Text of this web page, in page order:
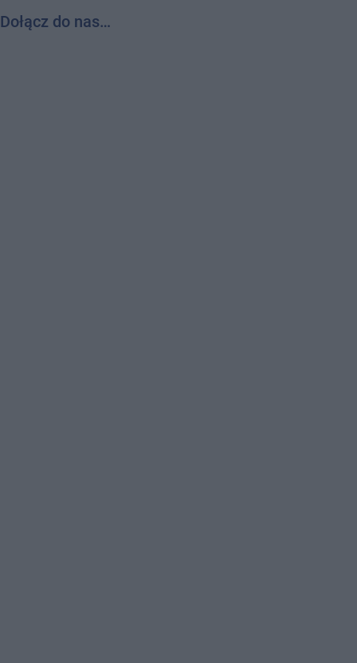
Dołącz do nas…